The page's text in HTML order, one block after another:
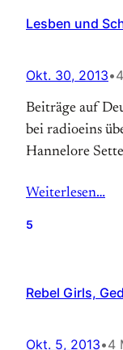
Lesben und
Okt. 30, 2013•
Beiträge auf
bei radioeins
Hannelore
Weiterlesen…
5
Rebel Girls,
Okt. 5, 2013•4